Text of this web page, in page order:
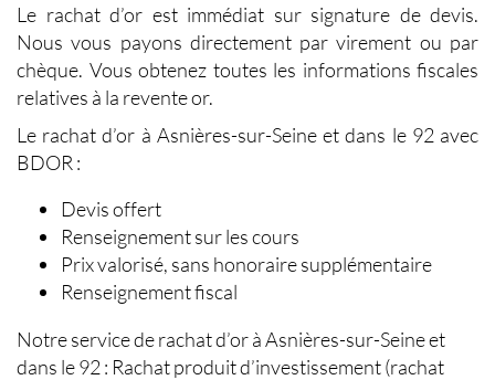
Le rachat d’or est immédiat sur signature de devis.
Nous vous payons directement par virement ou par
chèque. Vous obtenez toutes les informations fiscales
relatives à la revente or.
Le rachat d’or à Asnières-sur-Seineet dans le 92 avec
BDOR :
Devis offert
Renseignement sur les cours
Prix valorisé, sans honoraire supplémentaire
Renseignement fiscal
Notre service derachat d’or à Asnières-sur-Seine et
dans le 92 : Rachat produit d’investissement (rachat